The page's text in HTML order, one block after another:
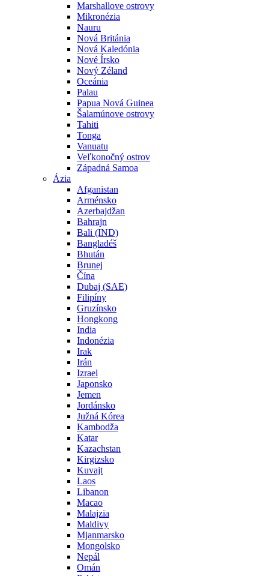
Marshallove ostrovy
Mikronézia
Nauru
Nová Británia
Nová Kaledónia
Nové Írsko
Nový Zéland
Oceánia
Palau
Papua Nová Guinea
Šalamúnove ostrovy
Tahiti
Tonga
Vanuatu
Veľkonočný ostrov
Západná Samoa
Ázia
Afganistan
Arménsko
Azerbajdžan
Bahrajn
Bali (IND)
Bangladéš
Bhután
Brunej
Čína
Dubaj (SAE)
Filipíny
Gruzínsko
Hongkong
India
Indonézia
Irak
Irán
Izrael
Japonsko
Jemen
Jordánsko
Južná Kórea
Kambodža
Katar
Kazachstan
Kirgizsko
Kuvajt
Laos
Libanon
Macao
Malajzia
Maldivy
Mjanmarsko
Mongolsko
Nepál
Omán